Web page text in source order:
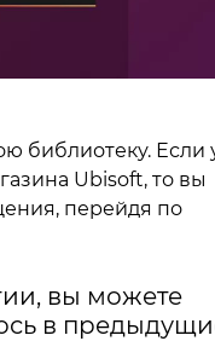
библиотеку. Если
Ubisoft, то вы
перейдя по
вы можете
в